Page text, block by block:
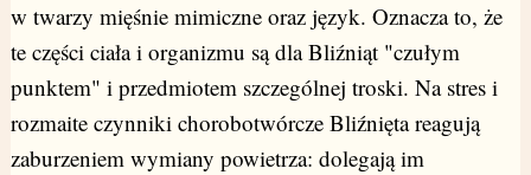
w twarzy mięśnie mimiczne oraz język. Oznacza to, że
te części ciała i organizmu są dla Bliźniąt "czułym
punktem" i przedmiotem szczególnej troski. Na stres i
rozmaite czynniki chorobotwórcze Bliźnięta reagują
zaburzeniem wymiany powietrza: dolegają im